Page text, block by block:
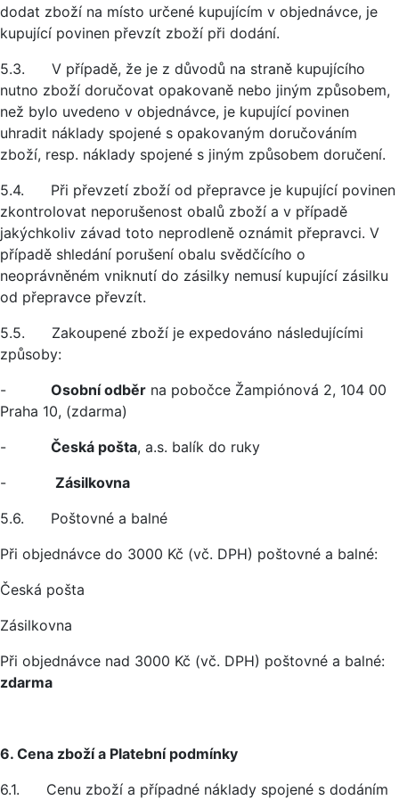
dodat zboží na místo určené kupujícím v objednávce, je
kupující povinen převzít zboží při dodání.
5.3. V případě, že je z důvodů na straně kupujícího
nutno zboží doručovat opakovaně nebo jiným způsobem,
než bylo uvedeno v objednávce, je kupující povinen
uhradit náklady spojené s opakovaným doručováním
zboží, resp. náklady spojené s jiným způsobem doručení.
5.4. Při převzetí zboží od přepravce je kupující povinen
zkontrolovat neporušenost obalů zboží a v případě
jakýchkoliv závad toto neprodleně oznámit přepravci. V
případě shledání porušení obalu svědčícího o
neoprávněném vniknutí do zásilky nemusí kupující zásilku
od přepravce převzít.
5.5. Zakoupené zboží je expedováno následujícími
způsoby:
- Osobní odběr na pobočce Žampiónová 2, 104 00
Praha 10, (zdarma)
- Česká pošta, a.s. balík do ruky
- Zásilkovna
5.6. Poštovné a balné
Při objednávce do 3000 Kč (vč. DPH) poštovné a balné:
Česká pošta
Zásilkovna
Při objednávce nad 3000 Kč (vč. DPH) poštovné a balné:
zdarma
6. Cena zboží a Platební podmínky
6.1. Cenu zboží a případné náklady spojené s dodáním